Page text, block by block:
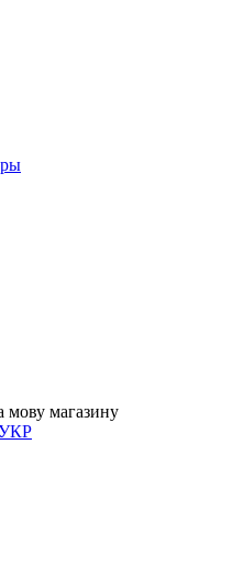
мову магазину